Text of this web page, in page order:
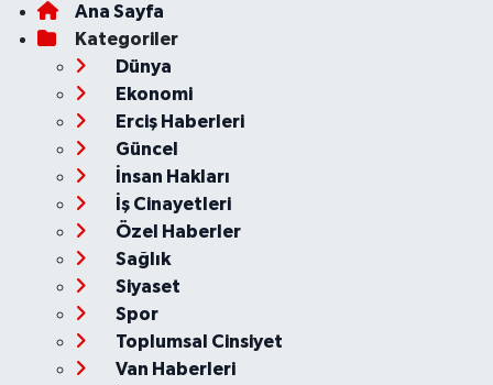
Ana Sayfa
Kategoriler
Dünya
Ekonomi
Erciş Haberleri
Güncel
İnsan Hakları
İş Cinayetleri
Özel Haberler
Sağlık
Siyaset
Spor
Toplumsal Cinsiyet
Van Haberleri